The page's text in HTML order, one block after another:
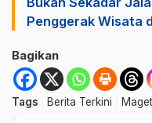
Penggerak Wisata
Bagikan
Tags Berita Terkini